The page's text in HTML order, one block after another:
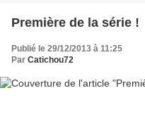
Première de la série !
Publié le 29/12/2013 à 11:25
Par Catichou72